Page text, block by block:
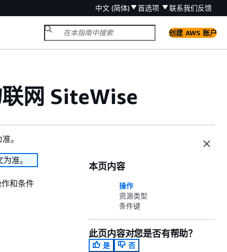
中文 (简体) 首选项 联系我们反馈
创建 AWS 账户
网 SiteWise
。
准。
和条件
本页内容
操作
资源类型
条件键
此页内容对您是否有帮助？
是
否